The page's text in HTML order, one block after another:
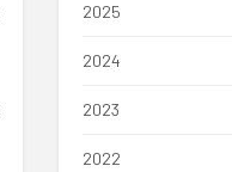
2025
2024
2023
2022